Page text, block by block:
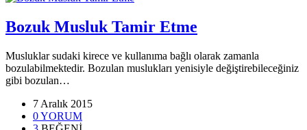
Bozuk Musluk Tamir Etme
Musluklar sudaki kirece ve kullanıma bağlı olarak zamanla
bozulabilmektedir. Bozulan muslukları yenisiyle değiştirebileceğiniz
gibi bozulan…
7 Aralık 2015
0 YORUM